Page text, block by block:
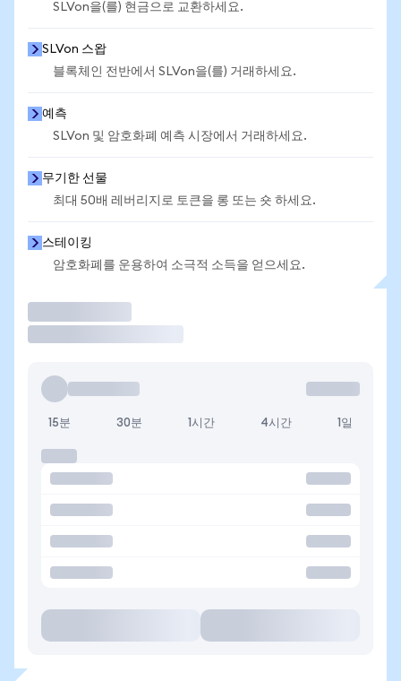
SLVon을(를) 현금으로 교환하세요.
SLVon 스왑
블록체인 전반에서 SLVon을(를) 거래하세요.
예측
SLVon 및 암호화폐 예측 시장에서 거래하세요.
무기한 선물
최대 50배 레버리지로 토큰을 롱 또는 숏 하세요.
스테이킹
암호화폐를 운용하여 소극적 소득을 얻으세요.
15분 30분 1시간 4시간 1일